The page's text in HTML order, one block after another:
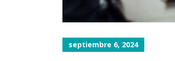
septiembre 6, 2024